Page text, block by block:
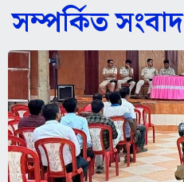
সম্পর্কিত সংবাদ